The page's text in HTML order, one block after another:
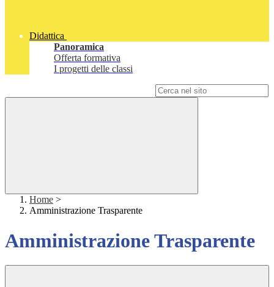
Didattica
Panoramica
Offerta formativa
I progetti delle classi
Home >
Amministrazione Trasparente
Amministrazione Trasparente